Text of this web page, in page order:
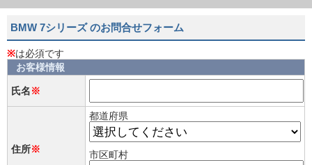
BMW 7シリーズ のお問合せフォーム
※は必須です
お客様情報
氏名※
住所※
都道府県
市区町村